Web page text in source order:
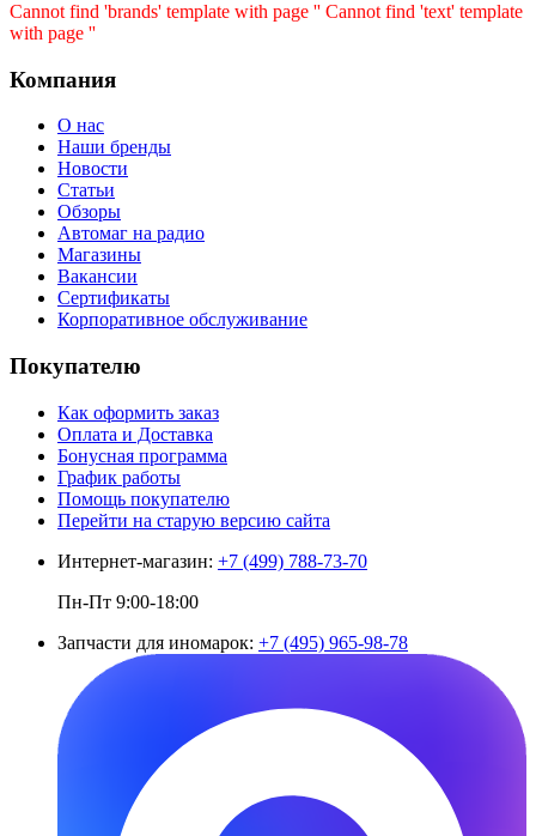
Cannot find 'brands' template with page '' Cannot find 'text' template
with page ''
Компания
О нас
Наши бренды
Новости
Статьи
Обзоры
Автомаг на радио
Магазины
Вакансии
Сертификаты
Корпоративное обслуживание
Покупателю
Как оформить заказ
Оплата и Доставка
Бонусная программа
График работы
Помощь покупателю
Перейти на старую версию сайта
Интернет-магазин: +7 (499) 788-73-70
Пн-Пт 9:00-18:00
Запчасти для иномарок: +7 (495) 965-98-78